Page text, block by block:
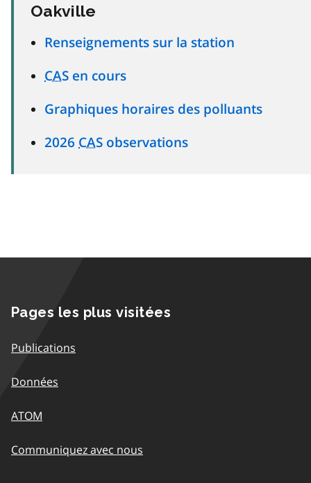
Oakville
Renseignements sur la station
CAS en cours
Graphiques horaires des polluants
2026 CAS observations
Pages les plus visitées
Publications
Données
ATOM
Communiquez avec nous